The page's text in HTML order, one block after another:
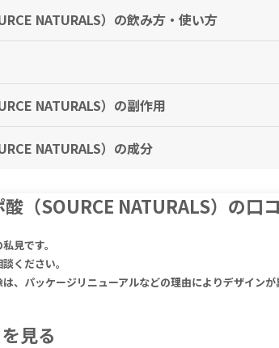
の活動を支える成分として、毎日の健康管理にお役立て
NATURALS）の飲み方・使い方
1日1タブレットを目安にお召し上がりください。
病が治癒したり、より健康が増進するものではありませ
ン、大豆、小麦のほか、砂糖、デンプン、防腐剤、人工
NATURALS）の副作用
りませんが、異常を感じた際はただちに使用を中止し、
NATURALS）の成分
カルシウム） 52mg、α-リポ酸 200mg
（SOURCE NATURALS）の口
見です。
ください。
、パッケージリニューアルなどの理由によりデザインが
見る